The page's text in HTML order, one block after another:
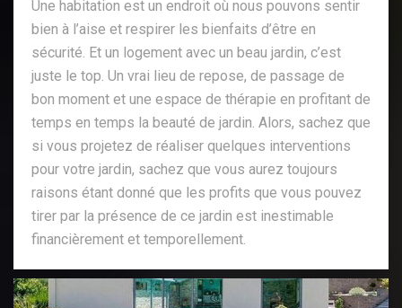
Une habitation est un endroit où nous pouvons sentir
bien à l’aise et respirer les bienfaits d’être en
sécurité. Et un logement avec un beau jardin, c’est
juste le top. Un vrai lieu de repose, de passage de
bon moment et une espace de thérapie en profitant de
temps en temps la beauté de jardin. Alors, sachez que
si vous projetez de réaliser quelques interventions
pour votre jardin, sachez que vous aurez toujours
raisons étant donné que les profits que vous pouvez
tirer par la présence de ce jardin est inestimable
financièrement et temporellement.